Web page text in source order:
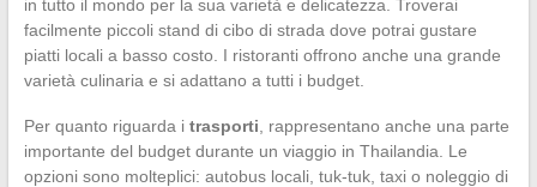
in tutto il mondo per la sua varietà e delicatezza. Troverai
facilmente piccoli stand di cibo di strada dove potrai gustare
piatti locali a basso costo. I ristoranti offrono anche una grande
varietà culinaria e si adattano a tutti i budget.
Per quanto riguarda i trasporti , rappresentano anche una parte
importante del budget durante un viaggio in Thailandia. Le
opzioni sono molteplici: autobus locali, tuk-tuk, taxi o noleggio di